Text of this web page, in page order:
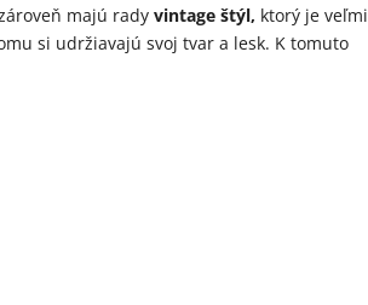
majú rady vintage štýl, ktorý je veľmi
si udržiavajú svoj tvar a lesk. K tomuto